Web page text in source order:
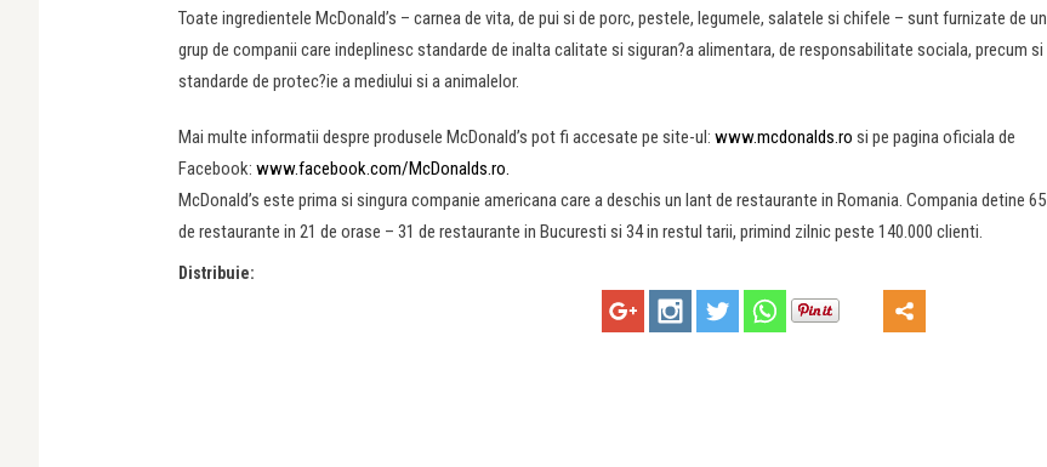
Toate ingredientele McDonald’s – carnea de vita, de pui si de porc, pestele, legumele, salatele si chifele – sunt furnizate de un
grup de companii care indeplinesc standarde de inalta calitate si siguran?a alimentara, de responsabilitate sociala, precum si
standarde de protec?ie a mediului si a animalelor.
Mai multe informatii despre produsele McDonald’s pot fi accesate pe site-ul: www.mcdonalds.ro si pe pagina oficiala de
Facebook: www.facebook.com/McDonalds.ro.
McDonald’s este prima si singura companie americana care a deschis un lant de restaurante in Romania. Compania detine 65
de restaurante in 21 de orase – 31 de restaurante in Bucuresti si 34 in restul tarii, primind zilnic peste 140.000 clienti.
Distribuie: